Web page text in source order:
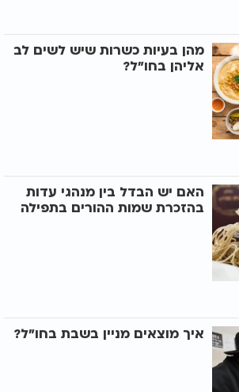
מהן בעיות כשרות שיש לשים לב
אליהן בחו"ל?
האם יש הבדל בין מנהגי עדות
בהזכרת שמות ההורים בתפילה
איך מוצאים מניין בשבת בחו"ל?